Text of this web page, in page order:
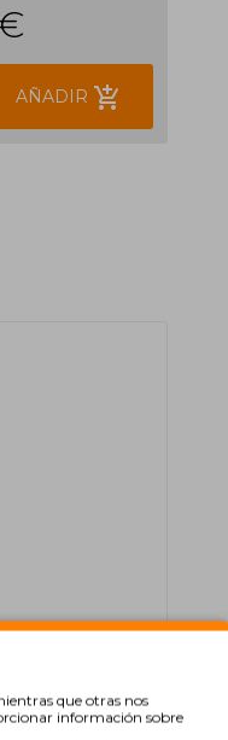
AÑADIR add_shopping_cart
que otras nos
información sobre